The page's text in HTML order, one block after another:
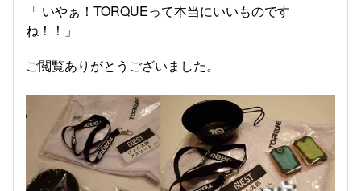
「 いやぁ！TORQUEって本当にいいものです
ね！！」
ご閲覧ありがとうございました。